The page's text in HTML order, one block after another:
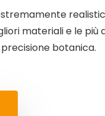
materiali e le
botanica.